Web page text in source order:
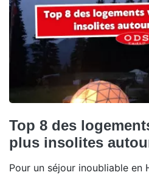
Top 8 des
plus insolites
Pour un séjour inoubliable en